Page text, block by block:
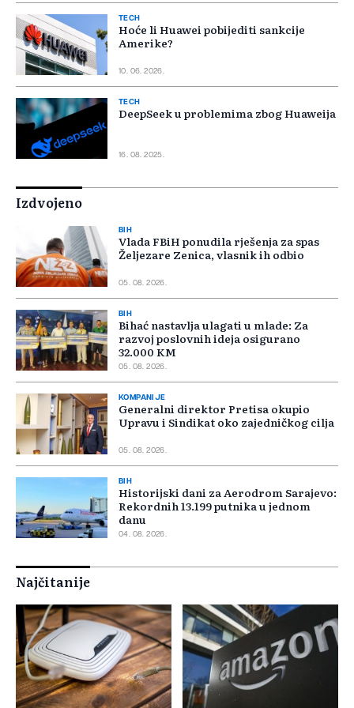
TECH
Hoće li Huawei pobijediti sankcije
Amerike?
10. 06. 2026.
TECH
DeepSeek u problemima zbog Huaweija
16. 08. 2025.
Izdvojeno
BIH
Vlada FBiH ponudila rješenja za spas
Željezare Zenica, vlasnik ih odbio
05. 08. 2026.
BIH
Bihać nastavlja ulagati u mlade: Za
razvoj poslovnih ideja osigurano
32.000 KM
05. 08. 2026.
KOMPANIJE
Generalni direktor Pretisa okupio
Upravu i Sindikat oko zajedničkog cilja
05. 08. 2026.
BIH
Historijski dani za Aerodrom Sarajevo:
Rekordnih 13.199 putnika u jednom
danu
04. 08. 2026.
Najčitanije